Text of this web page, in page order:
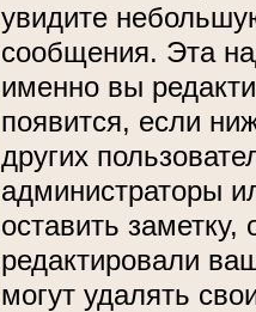
увидите
сообщения. Эта
именно вы
появится, если
других
администраторы
оставить заметку,
редактировали
могут удалять